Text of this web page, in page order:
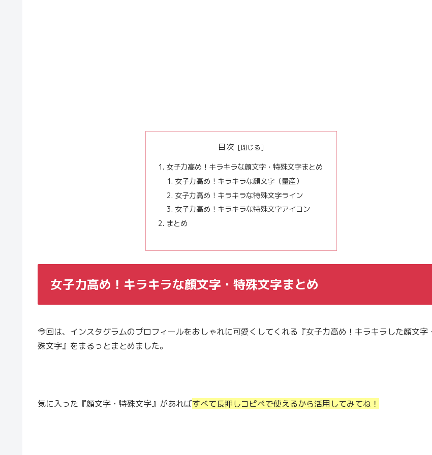
目次
女子力高め！キラキラな顔文字・特殊文字まとめ
女子力高め！キラキラな顔文字（量産）
女子力高め！キラキラな特殊文字ライン
女子力高め！キラキラな特殊文字アイコン
まとめ
女子力高め！キラキラな顔文字・特殊文字まとめ
今回は、インスタグラムのプロフィールをおしゃれに可愛くしてくれる『女子力高め！キラキラした顔文字
殊文字』をまるっとまとめました。
気に入った『顔文字・特殊文字』があればすべて長押しコピペで使えるから活用してみてね！